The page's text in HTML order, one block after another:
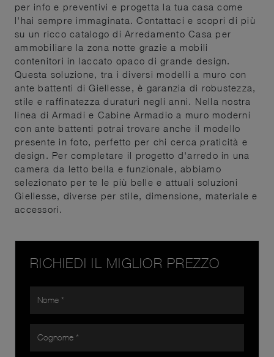
per info e preventivi e progetta la tua casa come
l'hai sempre immaginata. Contattaci e scopri di più
su un ricco catalogo di Arredamento Casa per
ammobiliare la zona notte grazie a mobili
contenitori in laccato opaco di grande design.
Questa soluzione, tra i diversi modelli a muro con
ante battenti di Giellesse, è garanzia di robustezza,
stile e raffinatezza duraturi negli anni. Nella nostra
linea di Armadi e Cabine Armadio a muro moderni
con ante battenti potrai trovare anche il modello
presente in foto, perfetto per chi cerca praticità e
design. Per completare il progetto d'arredo in una
camera da letto bella e funzionale, abbiamo
selezionato per te le più belle e attuali soluzioni
Giellesse, diverse per stile, dimensione, materiale e
accessori.
RICHIEDI IL MIGLIOR PREZZO